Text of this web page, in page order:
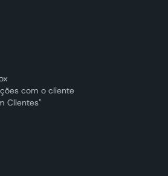
com o cliente
Clientes"